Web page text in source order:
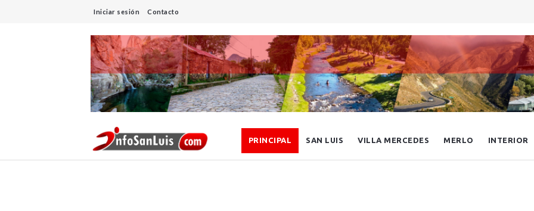
Iniciar sesión Contacto
PRINCIPAL SAN LUIS VILLA MERCEDES MERLO INTERIOR